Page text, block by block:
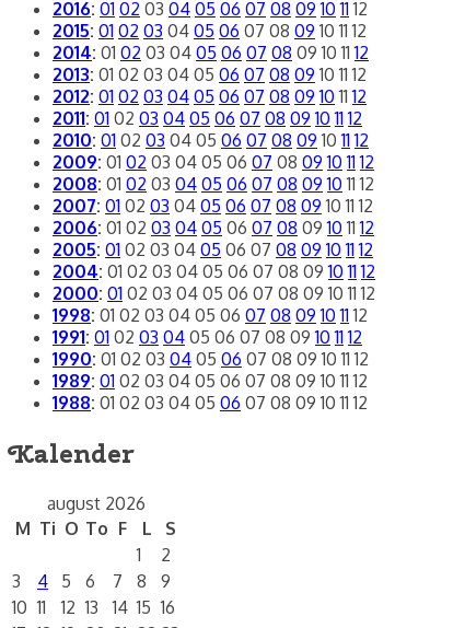
2016: 01 02 03 04 05 06 07 08 09 10 11 12
2015: 01 02 03 04 05 06 07 08 09 10 11 12
2014: 01 02 03 04 05 06 07 08 09 10 11 12
2013: 01 02 03 04 05 06 07 08 09 10 11 12
2012: 01 02 03 04 05 06 07 08 09 10 11 12
2011: 01 02 03 04 05 06 07 08 09 10 11 12
2010: 01 02 03 04 05 06 07 08 09 10 11 12
2009: 01 02 03 04 05 06 07 08 09 10 11 12
2008: 01 02 03 04 05 06 07 08 09 10 11 12
2007: 01 02 03 04 05 06 07 08 09 10 11 12
2006: 01 02 03 04 05 06 07 08 09 10 11 12
2005: 01 02 03 04 05 06 07 08 09 10 11 12
2004: 01 02 03 04 05 06 07 08 09 10 11 12
2000: 01 02 03 04 05 06 07 08 09 10 11 12
1998: 01 02 03 04 05 06 07 08 09 10 11 12
1991: 01 02 03 04 05 06 07 08 09 10 11 12
1990: 01 02 03 04 05 06 07 08 09 10 11 12
1989: 01 02 03 04 05 06 07 08 09 10 11 12
1988: 01 02 03 04 05 06 07 08 09 10 11 12
Kalender
august 2026
M Ti O To F L
S
1
2
3
4 5 6 7 8
9
10 11 12 13 14 15 16